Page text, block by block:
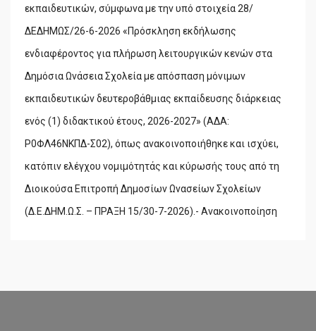
εκπαιδευτικών, σύμφωνα με την υπό στοιχεία 28/
ΔΕΔΗΜΩΣ/26-6-2026 «Πρόσκληση εκδήλωσης
ενδιαφέροντος για πλήρωση λειτουργικών κενών στα
Δημόσια Ωνάσεια Σχολεία με απόσπαση μόνιμων
εκπαιδευτικών δευτεροβάθμιας εκπαίδευσης διάρκειας
ενός (1) διδακτικού έτους, 2026-2027» (ΑΔΑ:
Ρ0ΦΛ46ΝΚΠΔ-Σ02), όπως ανακοινοποιήθηκε και ισχύει,
κατόπιν ελέγχου νομιμότητάς και κύρωσής τους από τη
Διοικούσα Επιτροπή Δημοσίων Ωνασείων Σχολείων
(Δ.Ε.ΔΗΜ.Ω.Σ. – ΠΡΑΞΗ 15/30-7-2026).- Ανακοινοποίηση